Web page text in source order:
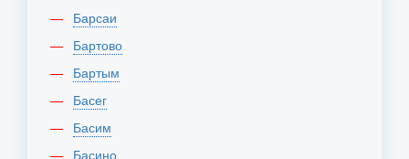
Барсаи
Бартово
Бартым
Басег
Басим
Басино